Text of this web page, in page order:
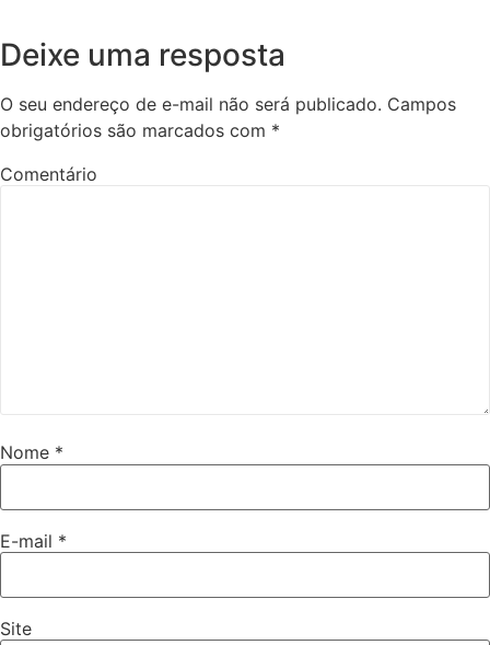
Deixe uma resposta
O seu endereço de e-mail não será publicado. Campos
obrigatórios são marcados com *
Comentário
Nome *
E-mail *
Site